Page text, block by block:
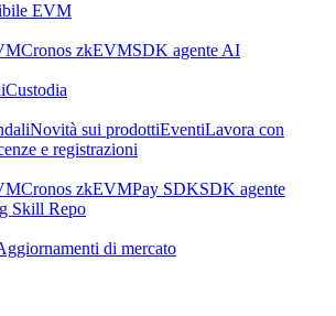
EVM
Cronos zkEVMSDK agente AI
Custodia
Novità sui prodottiEventiLavora con
e registrazioni
Cronos zkEVMPay SDKSDK agente
Skill Repo
di mercato